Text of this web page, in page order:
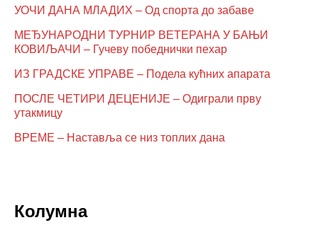
УОЧИ ДАНА МЛАДИХ – Од спорта до забаве
МЕЂУНАРОДНИ ТУРНИР ВЕТЕРАНА У БАЊИ
КОВИЉАЧИ – Гучеву победнички пехар
ИЗ ГРАДСКЕ УПРАВЕ – Подела кућних апарата
ПОСЛЕ ЧЕТИРИ ДЕЦЕНИЈЕ – Одиграли прву
утакмицу
ВРЕМЕ – Наставља се низ топлих дана
Колумна